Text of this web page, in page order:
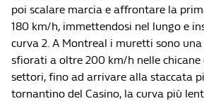
poi scalare marcia e affrontare la
180 km/h, immettendosi nel lungo e
curva 2. A Montreal i muretti sono
sfiorati a oltre 200 km/h nelle chicane
settori, fino ad arrivare alla staccata
tornantino del Casino, la curva più